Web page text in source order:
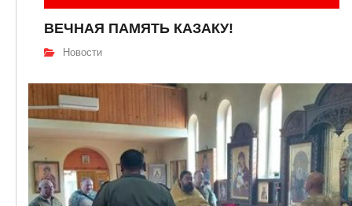
ВЕЧНАЯ ПАМЯТЬ КАЗАКУ!
Новости